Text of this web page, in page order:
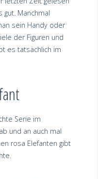
gut. Manchmal
sein Handy oder
der Figuren und
es tatsächlich im
Serie im
und an auch mal
rosa Elefanten gibt